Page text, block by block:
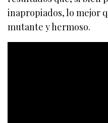
inapropiados, lo mejor
mutante y hermoso.